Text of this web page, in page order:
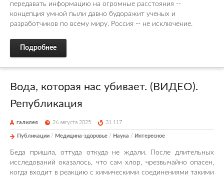
передавать информацию на огромные расстояния --
концепция умной пыли давно будоражит ученых и
разработчиков по всему миру. Россия -- не исключение.
Подробнее
Вода, которая нас убивает. (ВИДЕО).
Републикация
галилея 26 августа 2025 31 117
Публикации / Медицина-здоровье / Наука / Интересное
Беда пришла, оттуда откуда не ждали. После длительных
исследований оказалось, что сам хлор, чрезвычайно опасен,
когда входит в реакцию с химическими соединениями такими